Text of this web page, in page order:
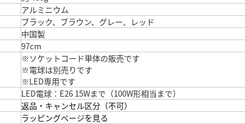
アルミニウム
ブラック、ブラウン、グレー、レッド
中国製
97cm
※ソケットコード単体の販売です
※電球は別売りです
※LED専用です
LED電球：E26 15Wまで（100W形相当まで）
返品・キャンセル区分（不可）
ラッピングページを見る